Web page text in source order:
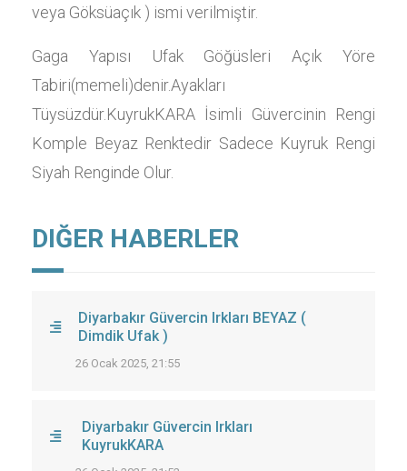
veya Göksüaçık ) ismi verilmiştir.
Gaga Yapısı Ufak Göğüsleri Açık Yöre
Tabiri(memeli)denir.Ayakları
Tüysüzdür.KuyrukKARA İsimli Güvercinin Rengi
Komple Beyaz Renktedir Sadece Kuyruk Rengi
Siyah Renginde Olur.
DIĞER HABERLER
Diyarbakır Güvercin Irkları BEYAZ (
Dimdik Ufak )
26 Ocak 2025, 21:55
Diyarbakır Güvercin Irkları
KuyrukKARA